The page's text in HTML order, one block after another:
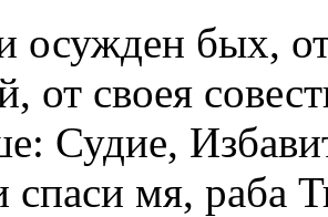
осужден бых,
от своея
Судие,
спаси мя, раба